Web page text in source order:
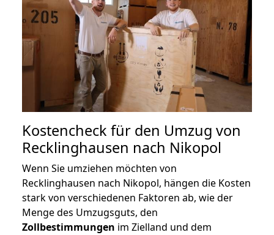
Kostencheck für den Umzug von
Recklinghausen nach Nikopol
Wenn Sie umziehen möchten von
Recklinghausen nach Nikopol, hängen die Kosten
stark von verschiedenen Faktoren ab, wie der
Menge des Umzugsguts, den
Zollbestimmungen im Zielland und dem